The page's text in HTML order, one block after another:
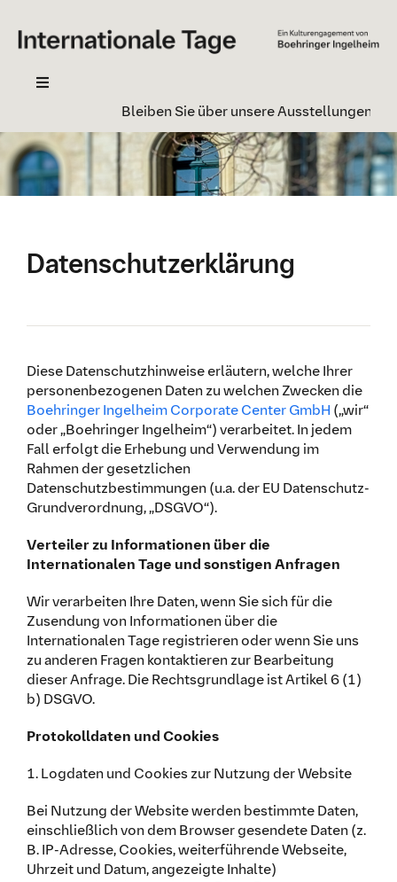
Inhalt
springen
Toggle
Ausstellung
Kontakt
Bleiben Sie über unsere Ausstellungen
Datenschutzerklärung
Diese Datenschutzhinweise erläutern, welche Ihrer
personenbezogenen Daten zu welchen Zwecken die
Boehringer Ingelheim Corporate Center GmbH („wir“
oder „Boehringer Ingelheim“) verarbeitet. In jedem
Fall erfolgt die Erhebung und Verwendung im
Rahmen der gesetzlichen
Datenschutzbestimmungen (u.a. der EU Datenschutz-
Grundverordnung, „DSGVO“).
Verteiler zu Informationen über die
Internationalen Tage und sonstigen Anfragen
Wir verarbeiten Ihre Daten, wenn Sie sich für die
Zusendung von Informationen über die
Internationalen Tage registrieren oder wenn Sie uns
zu anderen Fragen kontaktieren zur Bearbeitung
dieser Anfrage. Die Rechtsgrundlage ist Artikel 6 (1)
b) DSGVO.
Protokolldaten und Cookies
1. Logdaten und Cookies zur Nutzung der Website
Bei Nutzung der Website werden bestimmte Daten,
einschließlich von dem Browser gesendete Daten (z.
B. IP-Adresse, Cookies, weiterführende Webseite,
Uhrzeit und Datum, angezeigte Inhalte)